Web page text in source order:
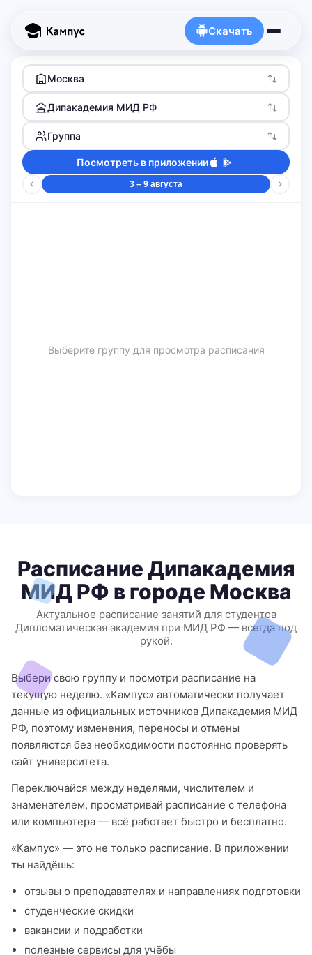
Скачать
Москва
Дипакадемия МИД РФ
Группа
Посмотреть в приложении
3 – 9 августа
Выберите группу для просмотра расписания
Расписание Дипакадемия
МИД РФ в городе Москва
Актуальное расписание занятий для студентов
Дипломатическая академия при МИД РФ — всегда под
рукой.
Выбери свою группу и посмотри расписание на
текущую неделю. «Кампус» автоматически получает
данные из официальных источников Дипакадемия МИД
РФ, поэтому изменения, переносы и отмены
появляются без необходимости постоянно проверять
сайт университета.
Переключайся между неделями, числителем и
знаменателем, просматривай расписание с телефона
или компьютера — всё работает быстро и бесплатно.
«Кампус» — это не только расписание. В приложении
ты найдёшь:
отзывы о преподавателях и направлениях подготовки
студенческие скидки
вакансии и подработки
полезные сервисы для учёбы